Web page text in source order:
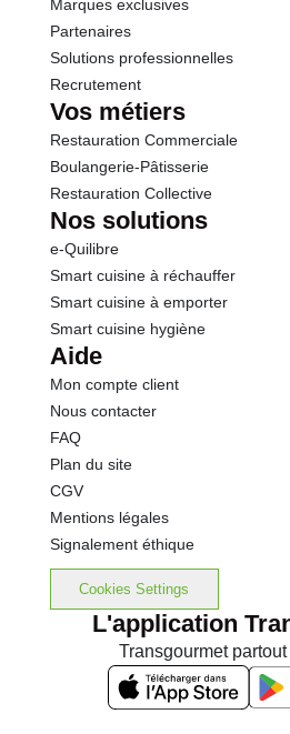
Sel
Marques exclusives
Partenaires
Solutions professionnelles
Recrutement
Vos métiers
Restauration Commerciale
Boulangerie-Pâtisserie
Restauration Collective
Nos solutions
e-Quilibre
Smart cuisine à réchauffer
Smart cuisine à emporter
Smart cuisine hygiène
Aide
Mon compte client
Nous contacter
FAQ
Plan du site
CGV
Mentions légales
Signalement éthique
Cookies Settings
L'application
Transgourmet